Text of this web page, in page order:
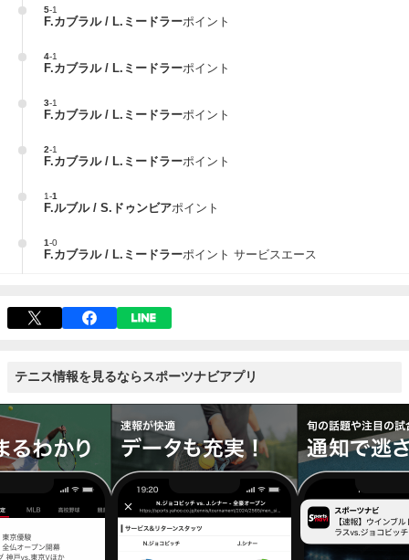
5-1
F.カブラル / L.ミードラーポイント
4-1
F.カブラル / L.ミードラーポイント
3-1
F.カブラル / L.ミードラーポイント
2-1
F.カブラル / L.ミードラーポイント
1-1
F.ルブル / S.ドゥンビアポイント
1-0
F.カブラル / L.ミードラーポイント サービスエース
テニス情報を見るならスポーツナビアプリ